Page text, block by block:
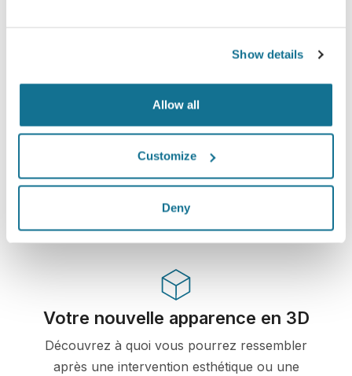
Show details
Allow all
Customize
Deny
Solution High-tech
Le premier simulateur 3D en ligne pour la
chirurgie plastique et les interventions
esthétiques déjà utilisé par les médecins dans
plus de 100 pays et recommandé par plusieurs
Votre nouvelle apparence en 3D
Découvrez à quoi vous pourrez ressembler
après une intervention esthétique ou une